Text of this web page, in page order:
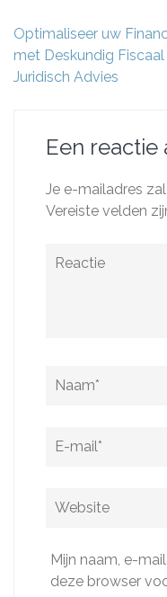
Optimaliseer uw
met Deskundig Fiscaal
Juridisch Advies
Een
Je e-mailadres
Vereiste velden
Reactie
Naam
E-
Website
Mijn naam, e-
deze browser